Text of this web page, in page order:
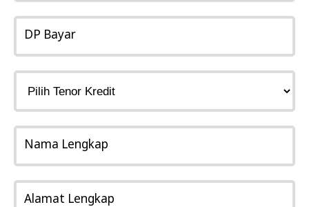
DP Bayar
Nama Lengkap
Alamat Lengkap